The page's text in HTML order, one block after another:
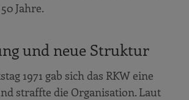
Jahre.
und neue Struktur
1971 gab sich das RKW eine
straffte die Organisation. Laut